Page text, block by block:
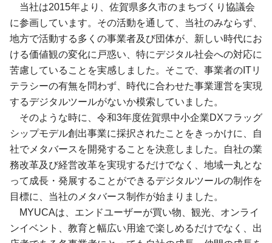
当社は2015年より、佐賀県多久市のまちづくり協議会
に参画しています。その活動を通して、当社のみならず、
地方で活動する多くの事業者及び団体が、新しい時代にお
ける価値観の変化に戸惑い、特にデジタル社会への対応に
苦慮していることを実感しました。そこで、事業者のITリ
テラシーの有無を問わず、時代に合わせた事業運営を実現
するデジタルツールがないか模索していました。
そのような時に、令和3年度佐賀県中小企業DXフラッグ
シップモデル創出事業に採択されたことをきっかけに、自
社でメタバースを開発することを決意しました。自社の業
務改革及び経営改革を実現するだけでなく、地域一丸とな
って成長・発展することができるデジタルツールの制作を
目標に、当社のメタバース制作が始まりました。
MYUCAは、エンドユーザーが買い物、観光、オンライ
ンイベント、教育と幅広い用途で楽しめるだけでなく、出